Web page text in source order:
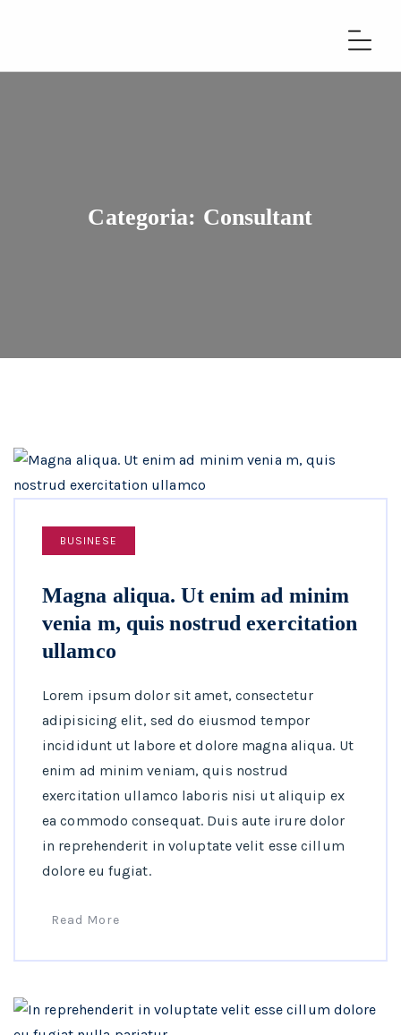
Categoria: Consultant
BUSINESE
Magna aliqua. Ut enim ad minim
venia m, quis nostrud exercitation
ullamco
Lorem ipsum dolor sit amet, consectetur
adipisicing elit, sed do eiusmod tempor
incididunt ut labore et dolore magna aliqua. Ut
enim ad minim veniam, quis nostrud
exercitation ullamco laboris nisi ut aliquip ex
ea commodo consequat. Duis aute irure dolor
in reprehenderit in voluptate velit esse cillum
dolore eu fugiat.
Read More